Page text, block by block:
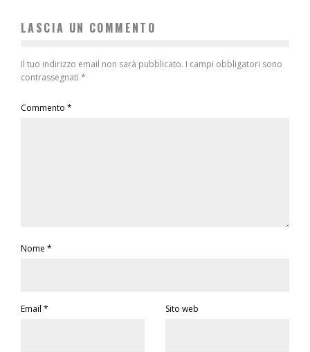
LASCIA UN COMMENTO
Il tuo indirizzo email non sarà pubblicato. I campi obbligatori sono
contrassegnati *
Commento *
Nome *
Email * Sito web